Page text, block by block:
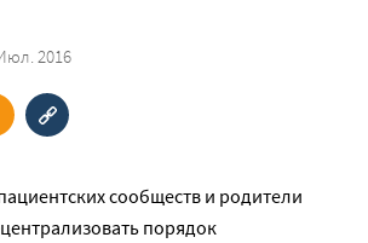
2016
сообществ и родители
порядок